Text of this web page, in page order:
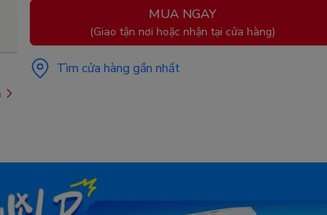
MUA NGAY
(Giao tận nơi hoặc nhận tại cửa hàng)
Tìm cửa hàng gần nhất